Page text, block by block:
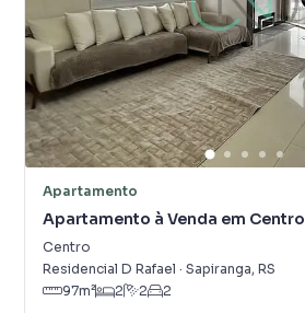
Apartamento
Apartamento à Venda em Centro
Centro
Residencial D Rafael · Sapiranga, RS
97m² 2 2 2